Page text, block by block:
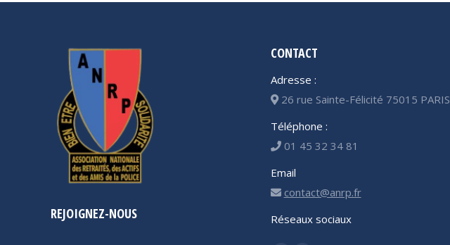
REJOIGNEZ-NOUS
CONTACT
Adresse :
26 rue Sainte-Félicité 75015 PARIS
Téléphone :
01 45 32 34 81
Email
contact@anrp.fr
Réseaux sociaux